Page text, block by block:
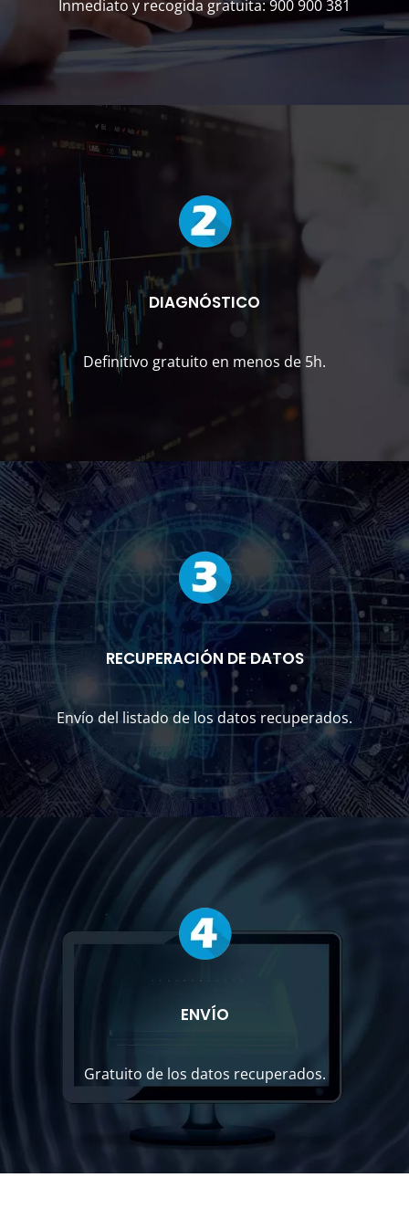
Inmediato y recogida gratuita: 900 900 381
DIAGNÓSTICO
Definitivo gratuito en menos de 5h.
RECUPERACIÓN DE DATOS
Envío del listado de los datos recuperados.
ENVÍO
Gratuito de los datos recuperados.